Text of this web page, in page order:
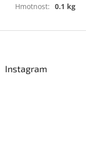
Hmotnost: 0.1 kg
Instagram